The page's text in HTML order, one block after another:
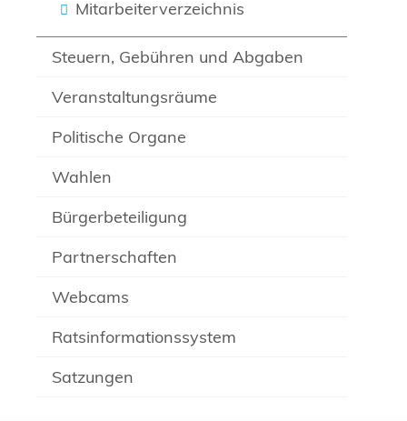
Mitarbeiterverzeichnis
Steuern, Gebühren und Abgaben
Veranstaltungsräume
Politische Organe
Wahlen
Bürgerbeteiligung
Partnerschaften
Webcams
Ratsinformationssystem
Satzungen